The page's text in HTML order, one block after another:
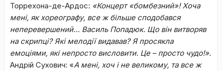
Торрехона-де-Ардос: «Концерт «бомбезний»! Хоча
мені, як хореографу, все ж більше сподобався
неперевершений… Василь Попадюк. Що він витворяв
на скрипці? Які мелодії видавав? Я просякла
емоціями, які непросто висловити. Це – просто чудо!».
Андрій Сухович: «А мені, хоч і не великому, та все ж